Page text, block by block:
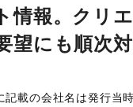
情報。クリ
望にも順次
載の会社名は発行当